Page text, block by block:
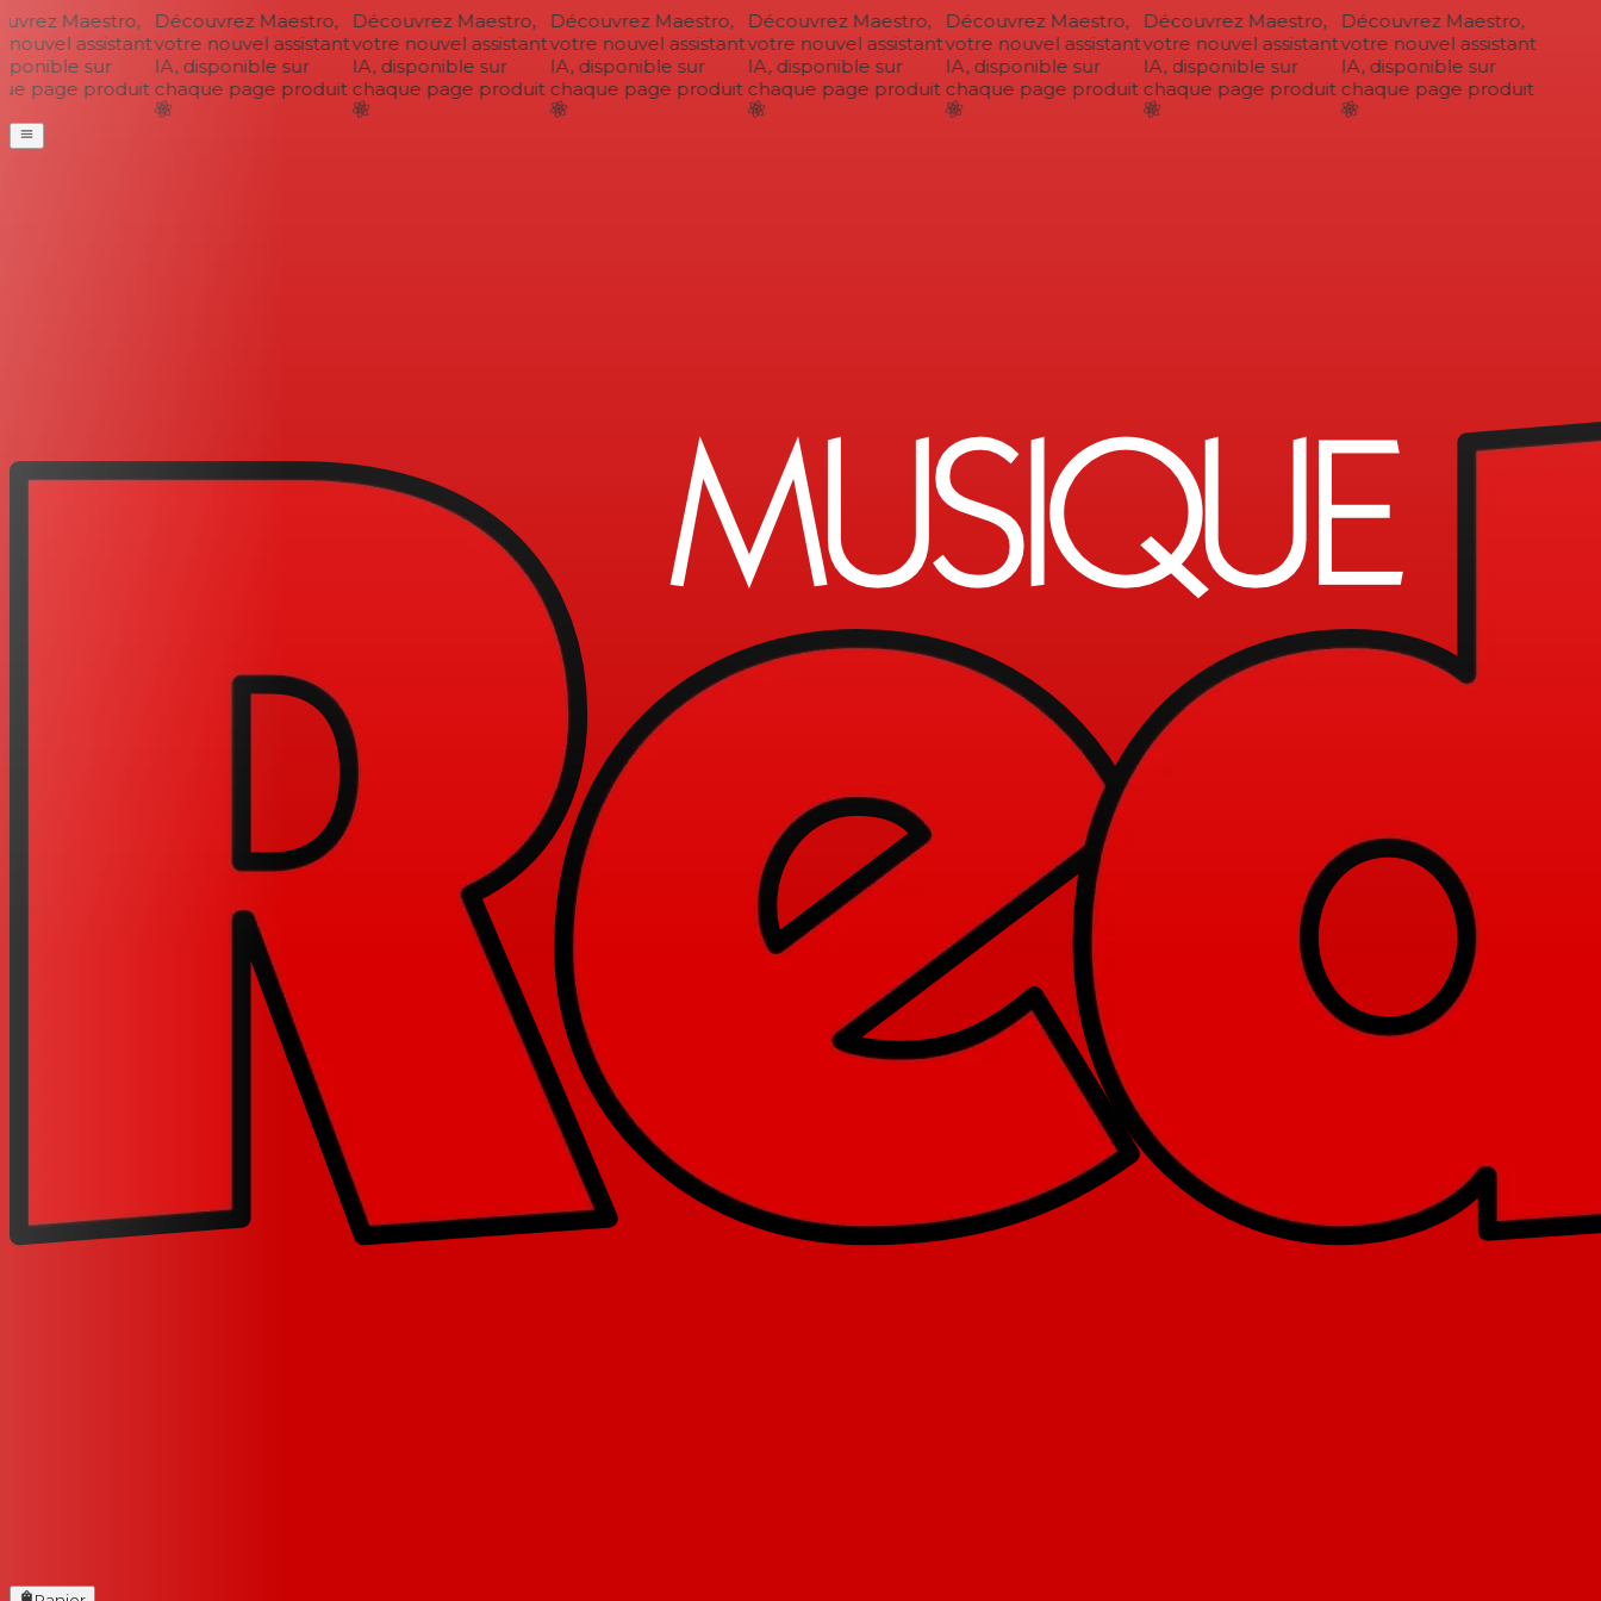
Maestro,
assistant
sur
page produit
Découvrez Maestro,
votre nouvel assistant
IA, disponible sur
chaque page produit
Découvrez Maestro,
votre nouvel assistant
IA, disponible sur
chaque page produit
Découvrez Maestro,
votre nouvel assistant
IA, disponible sur
chaque page produit
Découvrez Maestro,
votre nouvel assistant
IA, disponible sur
chaque page produit
Découvrez Maestro,
votre nouvel assistant
IA, disponible sur
chaque page produit
Découvrez Maestro,
votre nouvel assistant
IA, disponible sur
chaque page produit
Découvrez Maestro,
votre nouvel assistant
IA, disponible sur
chaque page produit